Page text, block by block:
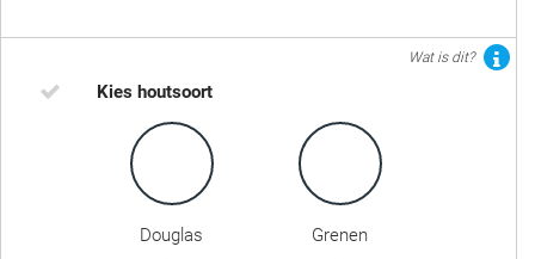
Wat is dit?
Kies houtsoort
Douglas
Grenen